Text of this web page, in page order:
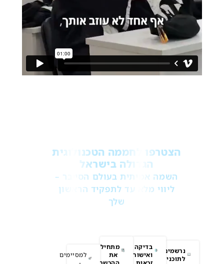
הצטרפו לחממה הטכנולוגית
הגדולה בישראל
השמה אמיתית בעולם הסייבר –
ליווי מלא עד לתפקיד הראשון
שלך
נרשמים
לתוכנית
בדיקה
ואישור
מתחילים
את
למסיימים